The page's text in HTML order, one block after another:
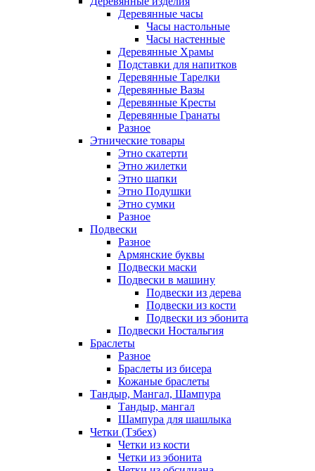
Деревянные часы
Часы настольные
Часы настенные
Деревянные Храмы
Подставки для напитков
Деревянные Тарелки
Деревянные Вазы
Деревянные Кресты
Деревянные Гранаты
Разное
Этнические товары
Этно скатерти
Этно жилетки
Этно шапки
Этно Подушки
Этно сумки
Разное
Подвески
Разное
Армянские буквы
Подвески маски
Подвески в машину
Подвески из дерева
Подвески из кости
Подвески из эбонита
Подвески Ностальгия
Браслеты
Разное
Браслеты из бисера
Кожаные браслеты
Тандыр, Мангал, Шампура
Тандыр, мангал
Шампура для шашлыка
Четки (Тзбех)
Четки из кости
Четки из эбонита